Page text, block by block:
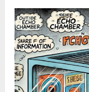
촉
한
인
공
지
능
은
없
습
니
다.”